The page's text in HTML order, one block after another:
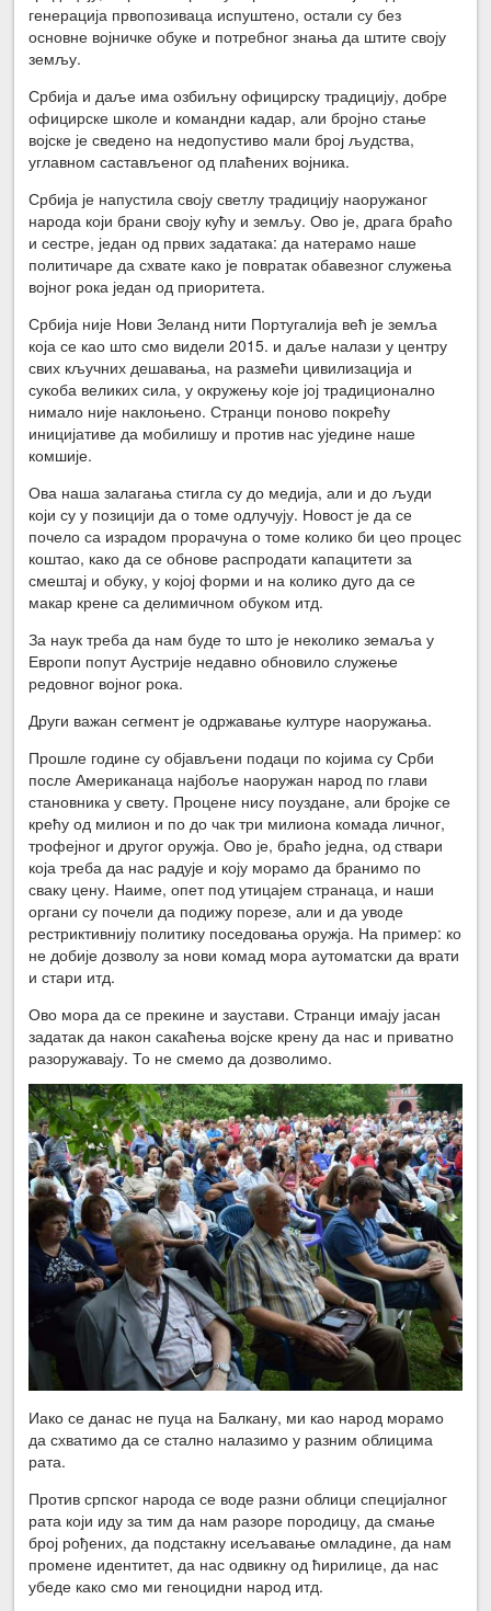
генерација првопозиваца испуштено, остали су без
основне војничке обуке и потребног знања да штите своју
земљу.
Србија и даље има озбиљну официрску традицију, добре
официрске школе и командни кадар, али бројно стање
војске је сведено на недопустиво мали број људства,
углавном састављеног од плаћених војника.
Србија је напустила своју светлу традицију наоружаног
народа који брани своју кућу и земљу. Ово је, драга браћо
и сестре, један од првих задатака: да натерамо наше
политичаре да схвате како је повратак обавезног служења
војног рока један од приоритета.
Србија није Нови Зеланд нити Португалија већ је земља
која се као што смо видели 2015. и даље налази у центру
свих кључних дешавања, на размећи цивилизација и
сукоба великих сила, у окружењу које јој традиционално
нимало није наклоњено. Странци поново покрећу
иницијативе да мобилишу и против нас уједине наше
комшије.
Ова наша залагања стигла су до медија, али и до људи
који су у позицији да о томе одлучују. Новост је да се
почело са израдом прорачуна о томе колико би цео процес
коштао, како да се обнове распродати капацитети за
смештај и обуку, у којој форми и на колико дуго да се
макар крене са делимичном обуком итд.
За наук треба да нам буде то што је неколико земаља у
Европи попут Аустрије недавно обновило служење
редовног војног рока.
Други важан сегмент је одржавање културе наоружања.
Прошле године су објављени подаци по којима су Срби
после Американаца најбоље наоружан народ по глави
становника у свету. Процене нису поуздане, али бројке се
крећу од милион и по до чак три милиона комада личног,
трофејног и другог оружја. Ово је, браћо једна, од ствари
која треба да нас радује и коју морамо да бранимо по
сваку цену. Наиме, опет под утицајем странаца, и наши
органи су почели да подижу порезе, али и да уводе
рестриктивнију политику поседовања оружја. На пример: ко
не добије дозволу за нови комад мора аутоматски да врати
и стари итд.
Ово мора да се прекине и заустави. Странци имају јасан
задатак да након сакаћења војске крену да нас и приватно
разоружавају. То не смемо да дозволимо.
Иако се данас не пуца на Балкану, ми као народ морамо
да схватимо да се стално налазимо у разним облицима
рата.
Против српског народа се воде разни облици специјалног
рата који иду за тим да нам разоре породицу, да смање
број рођених, да подстакну исељавање омладине, да нам
промене идентитет, да нас одвикну од ћирилице, да нас
убеде како смо ми геноцидни народ итд.